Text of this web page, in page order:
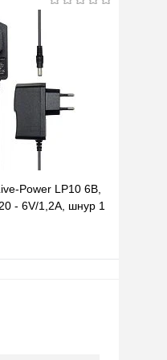
В корзину
К сравнению
В наличии
Power LP10 6В,
- 6V/1,2A, шнур 1
мм